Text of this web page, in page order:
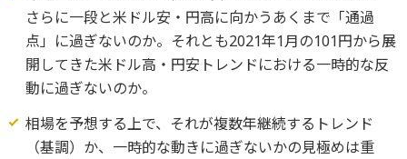
さらに一段と米ドル安・円高に向かうあくまで「通過
点」に過ぎないのか。それとも2021年1月の101円から展
開してきた米ドル高・円安トレンドにおける一時的な反
動に過ぎないのか。
相場を予想する上で、それが複数年継続するトレンド
（基調）か、一時的な動きに過ぎないかの見極めは重